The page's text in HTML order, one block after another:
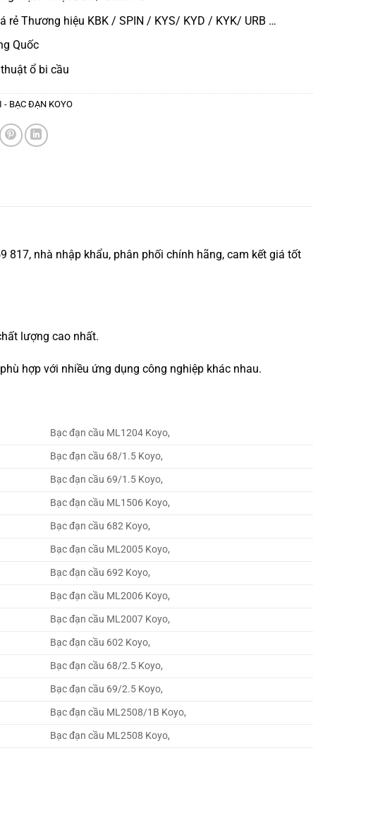
rẻ Thương hiệu KBK / SPIN / KYS/ KYD / KYK/ URB …
Quốc
ổ bi cầu
- BẠC ĐẠN KOYO
817, nhà nhập khẩu, phân phối chính hãng, cam kết giá tốt
lượng cao nhất.
hợp với nhiều ứng dụng công nghiệp khác nhau.
Bạc đạn cầu ML1204 Koyo,
Bạc đạn cầu 68/1.5 Koyo,
Bạc đạn cầu 69/1.5 Koyo,
Bạc đạn cầu ML1506 Koyo,
Bạc đạn cầu 682 Koyo,
Bạc đạn cầu ML2005 Koyo,
Bạc đạn cầu 692 Koyo,
Bạc đạn cầu ML2006 Koyo,
Bạc đạn cầu ML2007 Koyo,
Bạc đạn cầu 602 Koyo,
Bạc đạn cầu 68/2.5 Koyo,
Bạc đạn cầu 69/2.5 Koyo,
Bạc đạn cầu ML2508/1B Koyo,
Bạc đạn cầu ML2508 Koyo,